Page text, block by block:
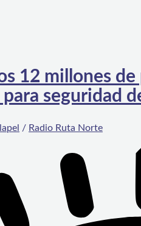
12 millones
para seguridad
Illapel / Radio Ruta Norte